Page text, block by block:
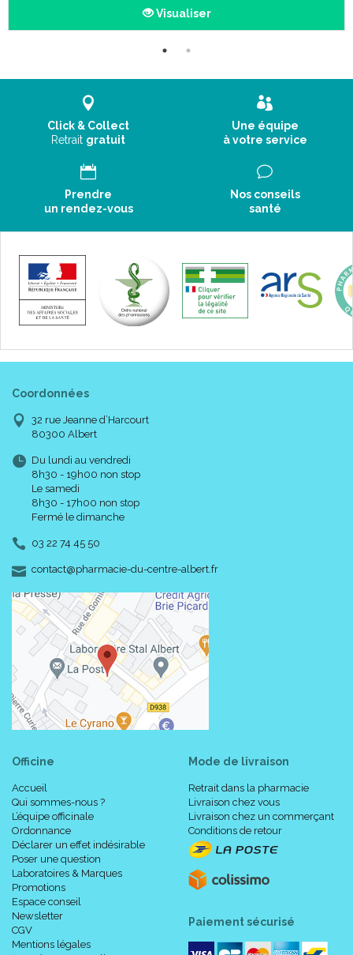
Visualiser
Click & Collect
Retrait gratuit
Une équipe
à votre service
Prendre
un rendez-vous
Nos conseils
santé
Coordonnées
32 rue Jeanne d’Harcourt
80300 Albert
Du lundi au vendredi
8h30 - 19h00 non stop
Le samedi
8h30 - 17h00 non stop
Fermé le dimanche
03 22 74 45 50
contact-
@-
pharmacie-du-centre-albert.fr
Officine
Accueil
Qui sommes-nous ?
L’équipe officinale
Ordonnance
Déclarer un effet indésirable
Poser une question
Laboratoires & Marques
Promotions
Espace conseil
Newsletter
CGV
Mentions légales
Mode de livraison
Retrait dans la pharmacie
Livraison chez vous
Livraison chez un commerçant
Conditions de retour
Paiement sécurisé